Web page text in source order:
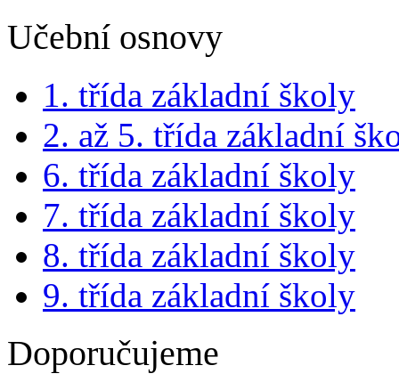
Učební osnovy
1. třída základní školy
2. až 5. třída základní
6. třída základní školy
7. třída základní školy
8. třída základní školy
9. třída základní školy
Doporučujeme